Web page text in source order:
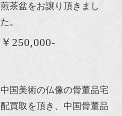
煎茶盆をお譲り頂きまし
た。
￥250,000-
中国美術の仏像の骨董品宅
配買取を頂き、中国骨董品